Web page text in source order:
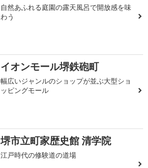
自然あふれる庭園の露天風呂で開放感を味
わう
イオンモール堺鉄砲町
幅広いジャンルのショップが並ぶ大型ショ
ッピングモール
堺市立町家歴史館 清学院
江戸時代の修験道の道場